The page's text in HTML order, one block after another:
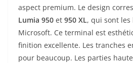
aspect premium. Le design
Lumia 950 et 950 XL, qui sont les
Microsoft. Ce terminal est
finition excellente. Les tranches
pour beaucoup. Les parties